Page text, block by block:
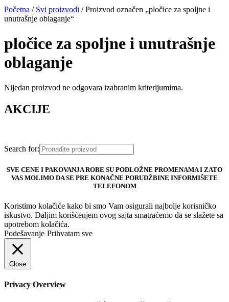
Početna / Svi proizvodi / Proizvod označen „pločice za spoljne i
unutrašnje oblaganje“
pločice za spoljne i unutrašnje
oblaganje
Nijedan proizvod ne odgovara izabranim kriterijumima.
AKCIJE
Search for:
SVE CENE I PAKOVANJA ROBE SU PODLOŽNE PROMENAMA I ZATO
VAS MOLIMO DA SE PRE KONAČNE PORUDŽBINE INFORMIŠETE
TELEFONOM
Koristimo kolačiće kako bi smo Vam osigurali najbolje korisničko
iskustvo. Daljim korišćenjem ovog sajta smatraćemo da se slažete sa
upotrebom kolačića.
Podešavanje Prihvatam sve
Close
Privacy Overview